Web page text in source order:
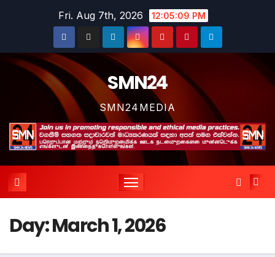
Fri. Aug 7th, 2026 12:05:09 PM
SMN24
SMN24MEDIA
Day:March 1, 2026